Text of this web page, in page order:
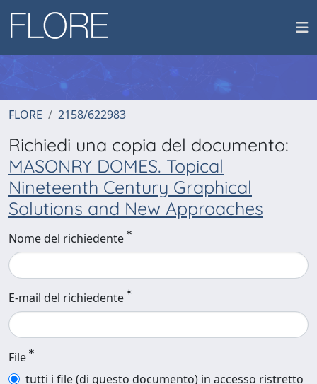
FLORE 2158/622983
Richiedi una copia del documento:
MASONRY DOMES. Topical
Nineteenth Century Graphical
Solutions and New Approaches
Nome del richiedente
E-mail del richiedente
File
tutti i file (di questo documento) in accesso ristretto